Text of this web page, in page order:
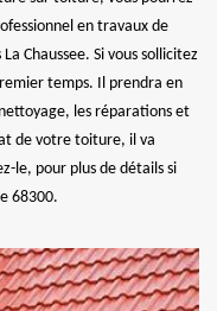
en travaux de
Chaussee. Si vous sollicitez
temps. Il prendra en
les réparations et
de votre toiture, il va
le, pour plus de détails si
68300.